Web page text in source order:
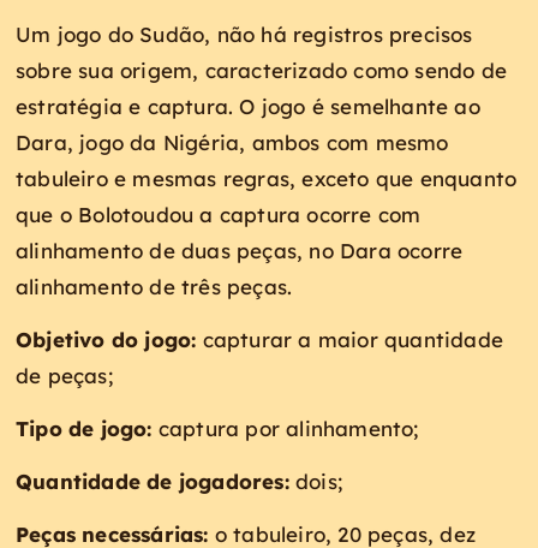
Um jogo do Sudão, não há registros precisos
sobre sua origem, caracterizado como sendo de
estratégia e captura. O jogo é semelhante ao
Dara, jogo da Nigéria, ambos com mesmo
tabuleiro e mesmas regras, exceto que enquanto
que o Bolotoudou a captura ocorre com
alinhamento de duas peças, no Dara ocorre
alinhamento de três peças.
Objetivo do jogo: capturar a maior quantidade
de peças;
Tipo de jogo: captura por alinhamento;
Quantidade de jogadores:dois;
Peças necessárias: o tabuleiro, 20 peças, dez